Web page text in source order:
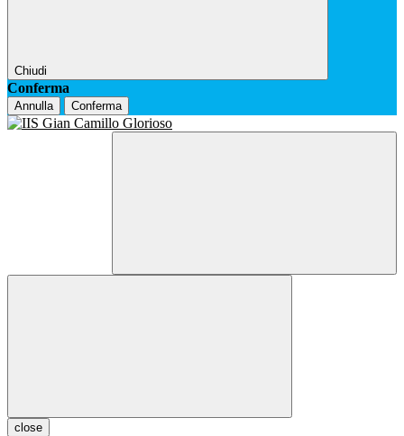
Chiudi
Conferma
Annulla Conferma
close